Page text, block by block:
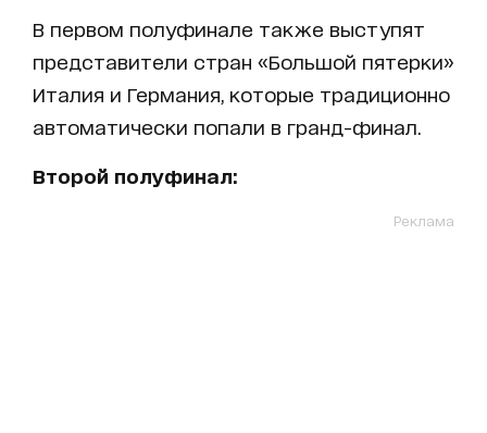
В первом полуфинале также выступят
представители стран «Большой пятерки»
Италия и Германия, которые традиционно
автоматически попали в гранд-финал.
Второй полуфинал:
Реклама